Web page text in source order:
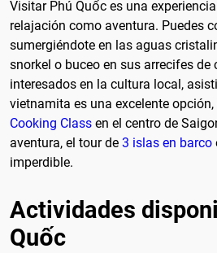
Visitar Phú Quốc es una
relajación como aventura. Puedes
sumergiéndote en las aguas
snorkel o buceo en sus arrecifes de
interesados en la cultura local,
vietnamita es una excelente
Cooking Class en el centro de
aventura, el tour de 3 islas en barco
imperdible.
Actividades
Quốc